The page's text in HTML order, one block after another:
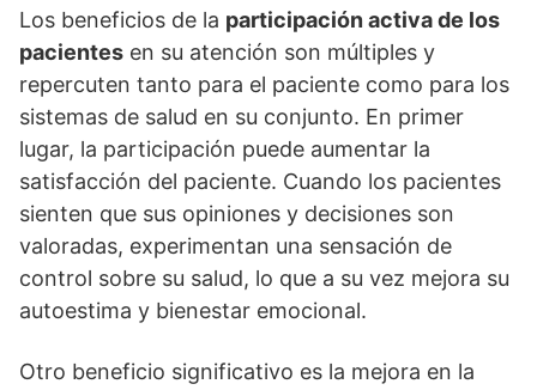
Los beneficios de la participación activa de los
pacientes en su atención son múltiples y
repercuten tanto para el paciente como para los
sistemas de salud en su conjunto. En primer
lugar, la participación puede aumentar la
satisfacción del paciente. Cuando los pacientes
sienten que sus opiniones y decisiones son
valoradas, experimentan una sensación de
control sobre su salud, lo que a su vez mejora su
autoestima y bienestar emocional.
Otro beneficio significativo es la mejora en la